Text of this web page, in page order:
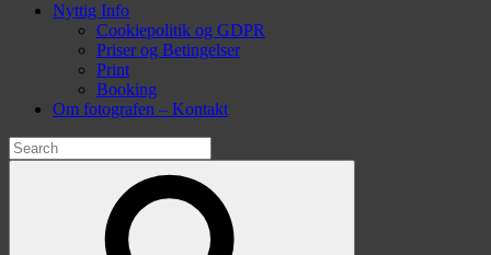
Nyttig Info
Cookiepolitik og GDPR
Priser og Betingelser
Print
Booking
Om fotografen – Kontakt
Search
for: